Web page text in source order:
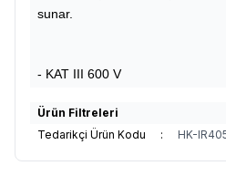
sunar.
- KAT III 600 V
Ürün Filtreleri
Tedarikçi Ürün Kodu
: HK-